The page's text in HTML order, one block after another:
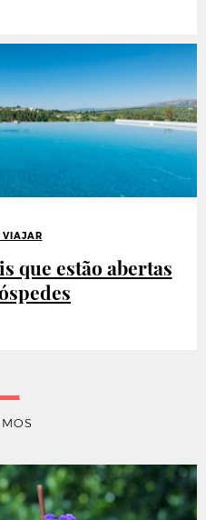
VIAJAR
que estão abertas